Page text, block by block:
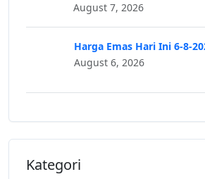
August 7, 2026
Harga Emas Hari Ini 6-8-
August 6, 2026
Kategori